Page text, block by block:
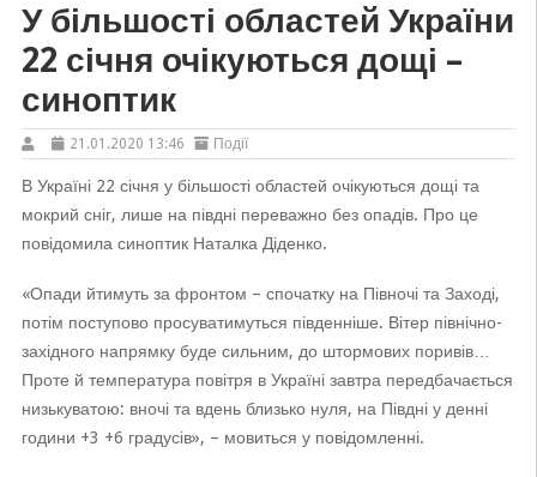
У більшості областей України
22 січня очікуються дощі –
синоптик
21.01.2020 13:46 Події
В Україні 22 січня у більшості областей очікуються дощі та
мокрий сніг, лише на півдні переважно без опадів. Про це
повідомила синоптик Наталка Діденко.
«Опади йтимуть за фронтом – спочатку на Півночі та Заході,
потім поступово просуватимуться південніше. Вітер північно-
західного напрямку буде сильним, до штормових поривів…
Проте й температура повітря в Україні завтра передбачається
низькуватою: вночі та вдень близько нуля, на Півдні у денні
години +3 +6 градусів», – мовиться у повідомленні.